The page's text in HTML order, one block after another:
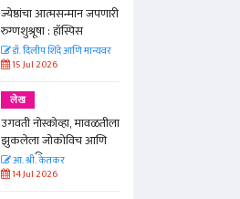
ज्येष्ठांचा आत्मसन्मान जपणारी
रुग्णशुश्रूषा : हॉस्पिस
डॉ. दिलीप शिंदे आणि मान्यवर
15 Jul 2026
लेख
उगवती नोस्कोव्हा, मावळतीला
झुकलेला जोकोविच आणि
दरम्यान विम्बल्डन
आ. श्री. केतकर
14 Jul 2026